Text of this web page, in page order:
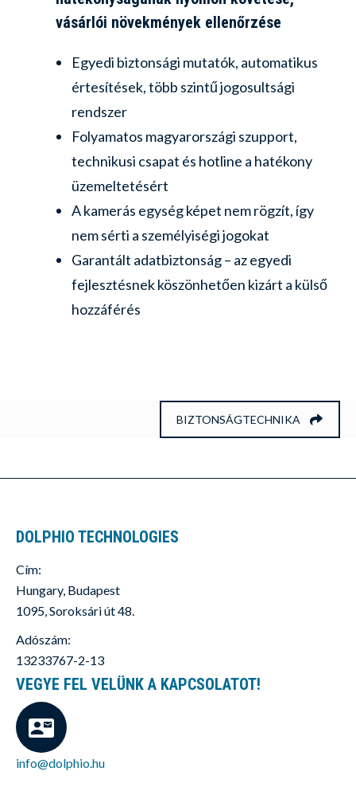
vásárlói növekmények ellenőrzése
Egyedi biztonsági mutatók, automatikus
értesítések, több szintű jogosultsági
rendszer
Folyamatos magyarországi szupport,
technikusi csapat és hotline a hatékony
üzemeltetésért
A kamerás egység képet nem rögzít, így
nem sérti a személyiségi jogokat
Garantált adatbiztonság – az egyedi
fejlesztésnek köszönhetően kizárt a külső
hozzáférés
BIZTONSÁGTECHNIKA
DOLPHIO TECHNOLOGIES
Cím:
Hungary, Budapest
1095, Soroksári út 48.
Adószám:
13233767-2-13
VEGYE FEL VELÜNK A KAPCSOLATOT!
info@dolphio.hu